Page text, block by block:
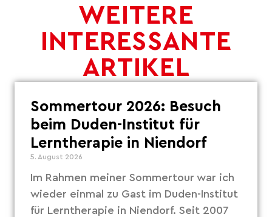
WEITERE
INTERESSANTE
ARTIKEL
Sommertour 2026: Besuch
beim Duden-Institut für
Lerntherapie in Niendorf
5. August 2026
Im Rahmen meiner Sommertour war ich
wieder einmal zu Gast im Duden-Institut
für Lerntherapie in Niendorf. Seit 2007